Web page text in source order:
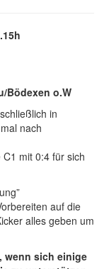
Bödexen o.W
in
nach
mit 0:4 für sich
auf die
alles geben um
wenn sich einige